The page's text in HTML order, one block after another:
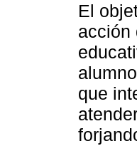
El
acción
que